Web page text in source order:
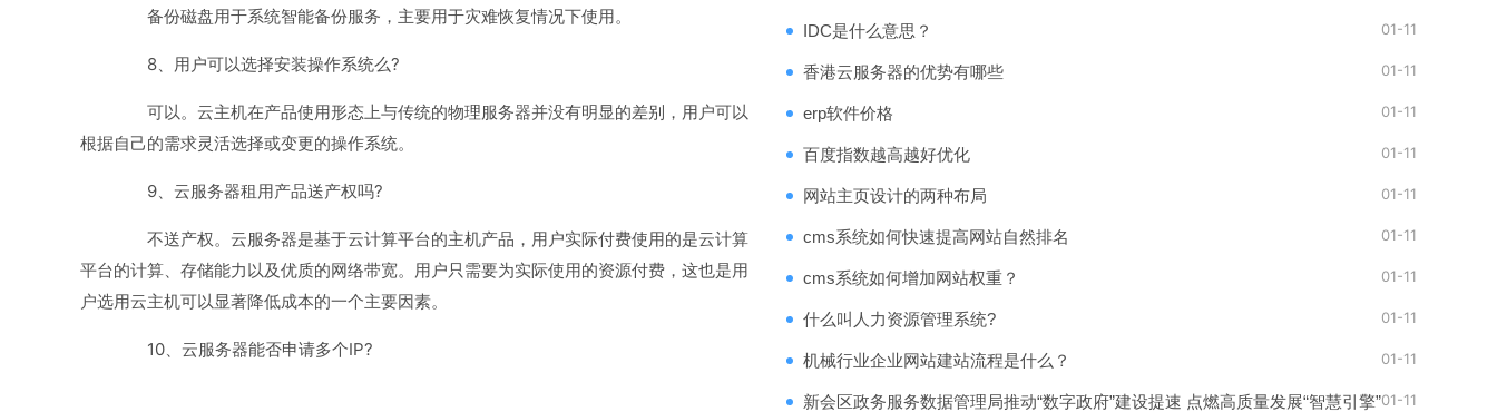
备份磁盘用于系统智能备份服务，主要用于灾难恢复情况下使用。
8、用户可以选择安装操作系统么?
可以。云主机在产品使用形态上与传统的物理服务器并没有明显的差别，用户可以
根据自己的需求灵活选择或变更的操作系统。
9、云服务器租用产品送产权吗?
不送产权。云服务器是基于云计算平台的主机产品，用户实际付费使用的是云计算
平台的计算、存储能力以及优质的网络带宽。用户只需要为实际使用的资源付费，这也是用
户选用云主机可以显著降低成本的一个主要因素。
10、云服务器能否申请多个IP?
IDC是什么意思？ 01-11
香港云服务器的优势有哪些 01-11
erp软件价格 01-11
百度指数越高越好优化 01-11
网站主页设计的两种布局 01-11
cms系统如何快速提高网站自然排名 01-11
cms系统如何增加网站权重？ 01-11
什么叫人力资源管理系统? 01-11
机械行业企业网站建站流程是什么？ 01-11
新会区政务服务数据管理局推动“数字政府”建设提速 点燃高质量发展“智慧引擎”01-11